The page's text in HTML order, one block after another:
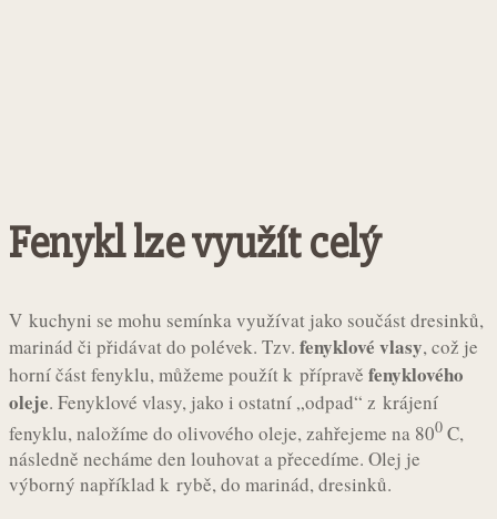
Fenykl lze využít celý
V kuchyni se mohu semínka využívat jako součást dresinků,
marinád či přidávat do polévek. Tzv. fenyklové vlasy, což je
horní část fenyklu, můžeme použít k přípravě fenyklového
oleje. Fenyklové vlasy, jako i ostatní „odpad“ z krájení
fenyklu, naložíme do olivového oleje, zahřejeme na 800 C,
následně necháme den louhovat a přecedíme. Olej je
výborný například k rybě, do marinád, dresinků.